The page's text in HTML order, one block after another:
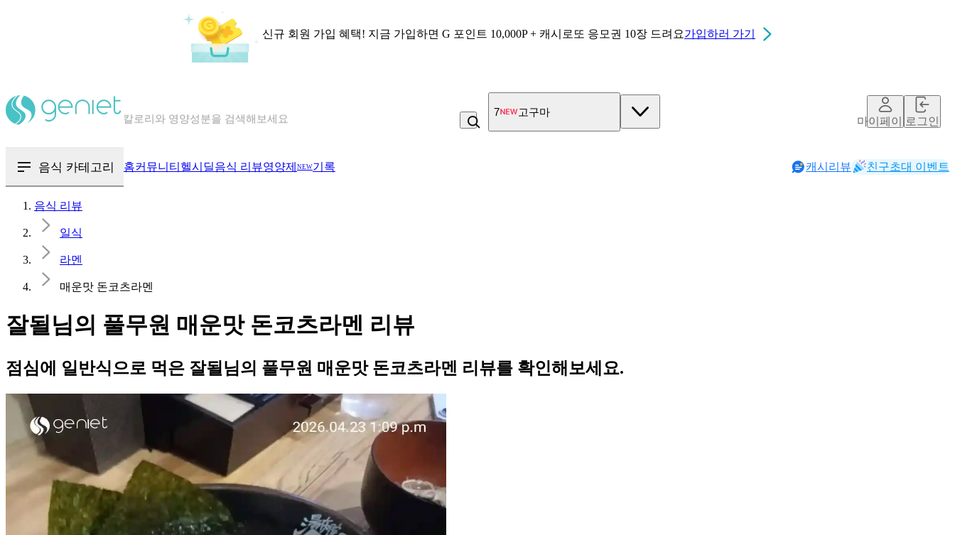
신규 회원 가입 혜택! 지금 가입하면 G 포인트 10,000P + 캐시로또 응모권 10장 드려요가입하러 가기
혈당 · 다이어트 음식 검색해보세요
8 디즈니썸썸 쥬시젤리
마이페이지로그인
음식 카테고리 홈커뮤니티 헬시딜음식 리뷰영양제 NEW기록 캐시리뷰 친구초대 이벤트
음식 리뷰
일식
라멘
매운맛 돈코츠라멘
잘될님의 풀무원 매운맛 돈코츠라멘 리뷰
점심에 일반식으로 먹은 잘될님의 풀무원 매운맛 돈코츠라멘 리뷰를 확인해보세요.